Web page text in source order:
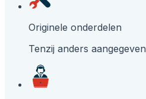
Originele onderdelen
Tenzij anders aangegeven